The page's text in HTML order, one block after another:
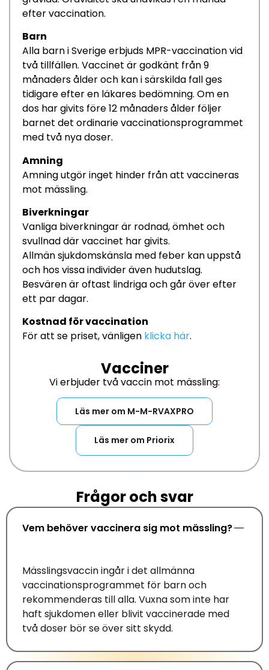
efter vaccination.
Barn
Alla barn i Sverige erbjuds MPR-vaccination vid
två tillfällen. Vaccinet är godkänt från9
månaders ålderoch kani särskilda fallges
tidigareefter en läkares bedömning. Om en
dos har givits före 12 månaders ålder följer
barnet det ordinarie vaccinationsprogrammet
med två nya doser.
Amning
Amning utgör inget hinder från att vaccineras
mot mässling.
Biverkningar
Vanliga biverkningar är rodnad, ömhet och
svullnaddär vaccinet har givits.
Allmän sjukdomskänsla med feber kan uppstå
och hos vissa individer även hudutslag.
Besvären är oftast lindriga och går över efter
ett par dagar.
Kostnad för vaccination
För att se priset, vänligen klicka här.
Vacciner
Vi erbjuder två vaccin mot mässling:
Läs mer om M-M-RVAXPRO
Läs mer om Priorix
Frågor och svar
Vem behöver vaccinera sig mot mässling?
Mässlingsvacciningåridet allmänna
vaccinationsprogrammet för barn och
rekommenderas till alla. Vuxna som inte har
haft sjukdomeneller blivit vaccinerade med
två doser bör se över sitt skydd.